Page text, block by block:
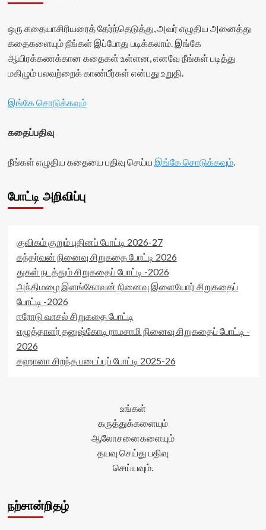
ஒரு கதையாசிரியரைத் தேர்ந்தெடுத்து, அவர் எழுதிய அனைத்து
கதைகளையும் நீங்கள் இப்போது படிக்கலாம். இங்கே
ஆயிரக்கணக்கான கதைகள் உள்ளன, எனவே நீங்கள் படித்து
மகிழும் பலவற்றைக் காண்பீர்கள் என்பது உறுதி.
இங்கே சொடுக்கவும்
கதைப்பதிவு
நீங்கள் எழுதிய கதையை பதிவு செய்ய இங்கே சொடுக்கவும்.
போட்டி அறிவிப்பு
குவிகம் குறும் புதினப் போட்டி 2026-27
கந்தர்வன் நினைவு சிறுகதை போட்டி 2026
துகள் நடத்தும் சிறுகதைப் போட்டி -2026
அந்திமழை இளங்கோவன் நினைவு இளையோர் சிறுகதைப்
போட்டி -2026
ஈரோடு வாசல் சிறுகதை போட்டி
எழுத்தாளர் தனுஷ்கோடி ராமசாமி நினைவு சிறுகதைப் போட்டி -
2026
சஹானா சிறந்த படைப்புப் போட்டி 2025-26
உங்கள்
கருத்துக்களையும்
ஆலோசனைகளையும்
தயவு செய்து பதிவு
செய்யவும்.
நற்சான்றிதழ்